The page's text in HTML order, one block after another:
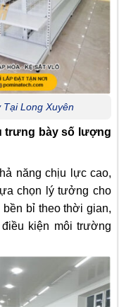
Tại Long Xuyên
trưng bày số lượng
năng chịu lực cao,
chọn lý tưởng cho
bỉ theo thời gian,
kiện môi trường